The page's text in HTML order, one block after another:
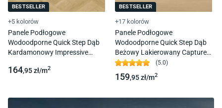
BESTSELLER
+5 kolorów
Panele Podłogowe
Wodoodporne Quick Step Dąb
Kardamonowy Impressive
4V-Fuga
164,95zł/m2
BESTSELLER
+17 kolorów
Panele Podłogowe
Wodoodporne Quick Step Dąb
Beżowy Lakierowany Capture
Sig4750 Ac4 9 Mm 4V-Fuga
(5.0)
159,95zł/m2